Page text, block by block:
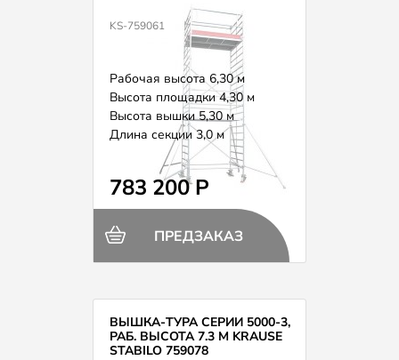
KS-759061
Рабочая высота 6,30 м
Высота площадки 4,30 м
Высота вышки 5,30 м
Длина секции 3,0 м
Вес 217,0 кг
783 200 Р
ПРЕДЗАКАЗ
ВЫШКА-ТУРА СЕРИИ 5000-3,
РАБ. ВЫСОТА 7.3 М KRAUSE
STABILO 759078